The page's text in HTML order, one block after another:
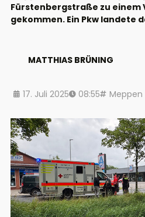
Fürstenbergstraße zu einem
gekommen. Ein Pkw landete
MATTHIAS BRÜNING
17. Juli 2025 08:55 Meppen